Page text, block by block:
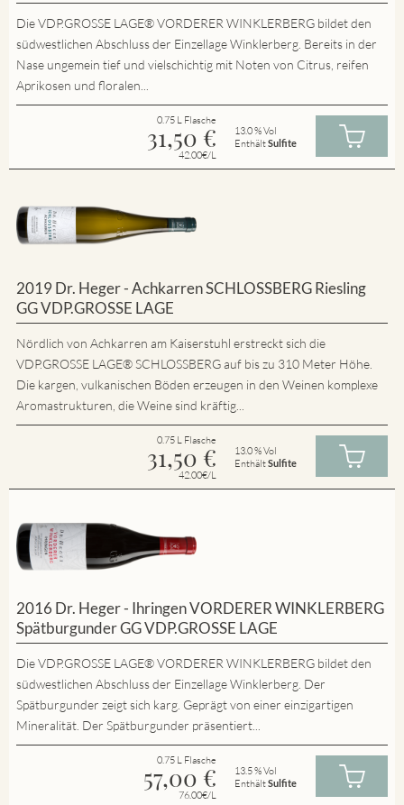
Die VDP.GROSSE LAGE® VORDERER WINKLERBERG bildet den
südwestlichen Abschluss der Einzellage Winklerberg. Bereits in der
Nase ungemein tief und vielschichtig mit Noten von Citrus, reifen
Aprikosen und floralen...
0.75 L Flasche
31,50 €
42.00€/L
13.0 % Vol
EnthältSulfite
2019 Dr. Heger - Achkarren SCHLOSSBERG Riesling
GG VDP.GROSSE LAGE
Nördlich von Achkarren am Kaiserstuhl erstreckt sich die
VDP.GROSSE LAGE® SCHLOSSBERG auf bis zu 310 Meter Höhe.
Die kargen, vulkanischen Böden erzeugen in den Weinen komplexe
Aromastrukturen, die Weine sind kräftig...
0.75 L Flasche
31,50 €
42.00€/L
13.0 % Vol
EnthältSulfite
2016 Dr. Heger - Ihringen VORDERER WINKLERBERG
Spätburgunder GG VDP.GROSSE LAGE
Die VDP.GROSSE LAGE® VORDERER WINKLERBERG bildet den
südwestlichen Abschluss der Einzellage Winklerberg. Der
Spätburgunder zeigt sich karg. Geprägt von einer einzigartigen
Mineralität. Der Spätburgunder präsentiert...
0.75 L Flasche
57,00 €
76.00€/L
13.5 % Vol
EnthältSulfite